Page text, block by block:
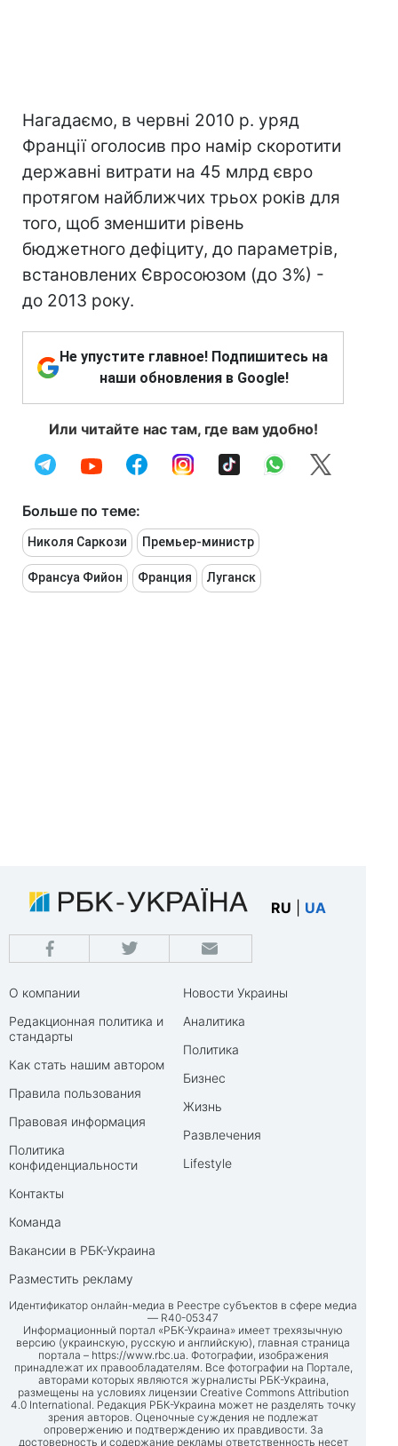
Нагадаємо, в червні 2010 р. уряд
Франції оголосив про намір скоротити
державні витрати на 45 млрд євро
протягом найближчих трьох років для
того, щоб зменшити рівень
бюджетного дефіциту, до параметрів,
встановлених Євросоюзом (до 3%) -
до 2013 року.
Не упустите главное! Подпишитесь на
наши обновления в Google!
Или читайте нас там, где вам удобно!
Больше по теме:
Николя Саркози Премьер-министр
Франсуа Фийон Франция Луганск
RU UA
О компании
Редакционная политика и
стандарты
Как стать нашим автором
Правила пользования
Правовая информация
Политика
конфиденциальности
Контакты
Команда
Вакансии в РБК-Украина
Разместить рекламу
Новости Украины
Аналитика
Политика
Бизнес
Жизнь
Развлечения
Lifestyle
Идентификатор онлайн-медиа в Реестре субъектов в сфере медиа
— R40-05347
Информационный портал «РБК-Украина» имеет трехязычную
версию (украинскую, русскую и английскую), главная страница
портала – https://www.rbc.ua. Фотографии, изображения
принадлежат их правообладателям. Все фотографии на Портале,
авторами которых являются журналисты РБК-Украина,
размещены на условиях лицензии Creative Commons Attribution
4.0 International. Редакция РБК-Украина может не разделять точку
зрения авторов. Оценочные суждения не подлежат
опровержению и подтверждению их правдивости. За
достоверность и содержание рекламы ответственность несет